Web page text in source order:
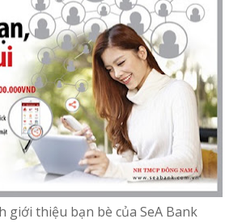
giới thiệu bạn bè của SeA Bank